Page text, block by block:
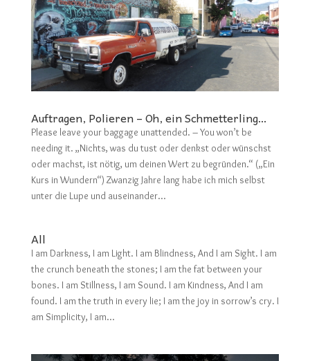
Auftragen, Polieren – Oh, ein Schmetterling…
Please leave your baggage unattended. – You won’t be
needing it. „Nichts, was du tust oder denkst oder wünschst
oder machst, ist nötig, um deinen Wert zu begründen.“ („Ein
Kurs in Wundern“) Zwanzig Jahre lang habe ich mich selbst
unter die Lupe und auseinander...
All
I am Darkness, I am Light. I am Blindness, And I am Sight. I am
the crunch beneath the stones; I am the fat between your
bones. I am Stillness, I am Sound. I am Kindness, And I am
found. I am the truth in every lie; I am the joy in sorrow’s cry. I
am Simplicity, I am...